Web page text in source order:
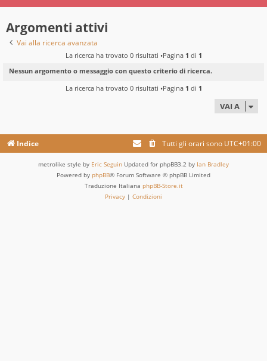
Argomenti attivi
Vai alla ricerca avanzata
La ricerca ha trovato 0 risultati •Pagina 1 di 1
Nessun argomento o messaggio con questo criterio di ricerca.
La ricerca ha trovato 0 risultati •Pagina 1 di 1
VAI A
Indice Tutti gli orari sono UTC+01:00
metrolike style by Eric Seguin Updated for phpBB3.2 by Ian Bradley
Powered by phpBB® Forum Software © phpBB Limited
Traduzione Italiana phpBB-Store.it
Privacy | Condizioni